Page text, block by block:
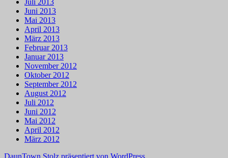
Juli 2013
Juni 2013
Mai 2013
April 2013
März 2013
Februar 2013
Januar 2013
November 2012
Oktober 2012
September 2012
August 2012
Juli 2012
Juni 2012
Mai 2012
April 2012
März 2012